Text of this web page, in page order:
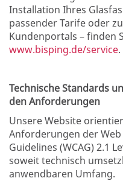
Installation Ihres
passender Tarife oder
Kundenportals – finden
www.bisping.de/service.
Technische Standards
den Anforderungen
Unsere Website
Anforderungen der
Guidelines (WCAG) 2.1
soweit technisch
anwendbaren Umfang.